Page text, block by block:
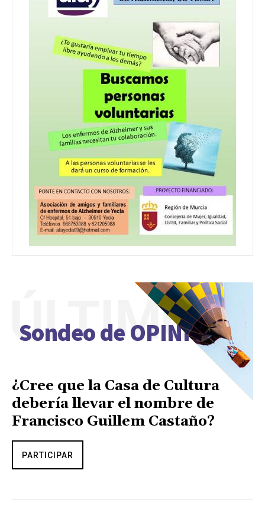
Sondeo de OPINIÓN
ÚLTIMO
¿Cree que la Casa de Cultura
debería llevar el nombre de
Francisco Guillem Castaño?
PARTICIPAR